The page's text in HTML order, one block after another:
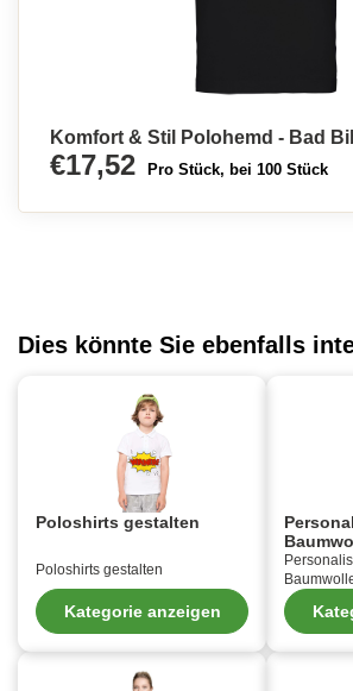
Komfort & Stil Polohemd - Bad
€17,52 Pro Stück, bei 100 Stück
Dies könnte Sie ebenfalls
Poloshirts gestalten
Poloshirts gestalten
Kategorie anzeigen